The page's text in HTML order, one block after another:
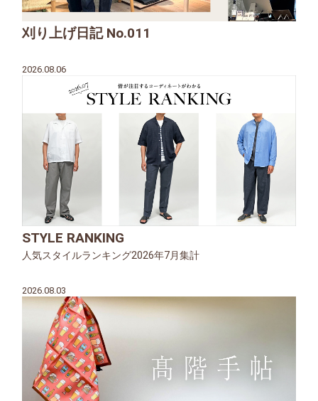
刈り上げ日記 No.011
2026.08.06
STYLE RANKING
人気スタイルランキング2026年7月集計
2026.08.03